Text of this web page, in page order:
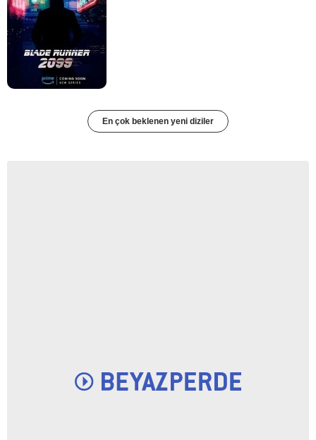
En çok beklenen yeni diziler